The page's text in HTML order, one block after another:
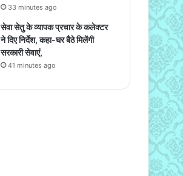
33 minutes ago
सेवा सेतु के व्यापक प्रचार के कलेक्टर
ने दिए निर्देश, कहा-घर बैठे मिलेंगी
सरकारी सेवाएं,
41 minutes ago